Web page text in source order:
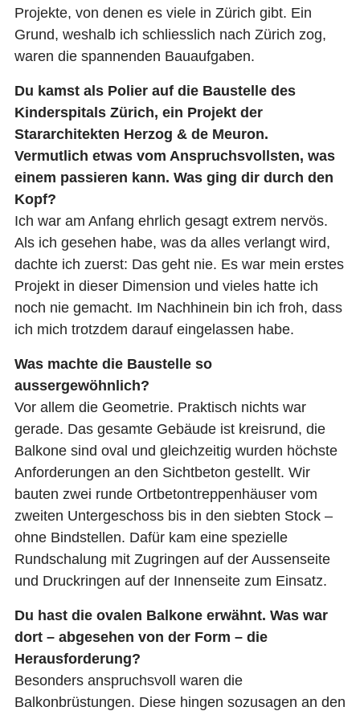
Projekte, von denen es viele in Zürich gibt. Ein
Grund, weshalb ich schliesslich nach Zürich zog,
waren die spannenden Bauaufgaben.
Du kamst als Polier auf die Baustelle des
Kinderspitals Zürich, ein Projekt der
Stararchitekten Herzog & de Meuron.
Vermutlich etwas vom Anspruchsvollsten, was
einem passieren kann. Was ging dir durch den
Kopf?
Ich war am Anfang ehrlich gesagt extrem nervös.
Als ich gesehen habe, was da alles verlangt wird,
dachte ich zuerst: Das geht nie. Es war mein erstes
Projekt in dieser Dimension und vieles hatte ich
noch nie gemacht. Im Nachhinein bin ich froh, dass
ich mich trotzdem darauf eingelassen habe.
Was machte die Baustelle so
aussergewöhnlich?
Vor allem die Geometrie. Praktisch nichts war
gerade. Das gesamte Gebäude ist kreisrund, die
Balkone sind oval und gleichzeitig wurden höchste
Anforderungen an den Sichtbeton gestellt. Wir
bauten zwei runde Ortbetontreppenhäuser vom
zweiten Untergeschoss bis in den siebten Stock –
ohne Bindstellen. Dafür kam eine spezielle
Rundschalung mit Zugringen auf der Aussenseite
und Druckringen auf der Innenseite zum Einsatz.
Du hast die ovalen Balkone erwähnt. Was war
dort – abgesehen von der Form – die
Herausforderung?
Besonders anspruchsvoll waren die
Balkonbrüstungen. Diese hingen sozusagen an den